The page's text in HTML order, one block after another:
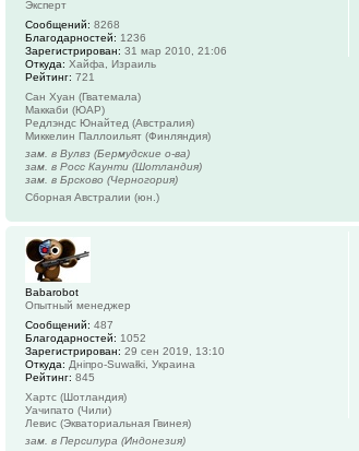
Эксперт
Сообщений: 8268
Благодарностей: 1236
Зарегистрирован: 31 мар 2010, 21:06
Откуда: Хайфа, Израиль
Рейтинг: 721
Сан Хуан (Гватемала)
Маккаби (ЮАР)
Редлэндс Юнайтед (Австралия)
Миккелин Паллоильят (Финляндия)
зам. в Вулвз (Бермудские о-ва)
зам. в Росс Каунти (Шотландия)
зам. в Брсково (Черногория)
Сборная Австралии (юн.)
Babarobot
Опытный менеджер
Сообщений: 487
Благодарностей: 1052
Зарегистрирован: 29 сен 2019, 13:10
Откуда: Дніпро-Suwałki, Украина
Рейтинг: 845
Хартс (Шотландия)
Уачипато (Чили)
Левис (Экваториальная Гвинея)
зам. в Персипура (Индонезия)